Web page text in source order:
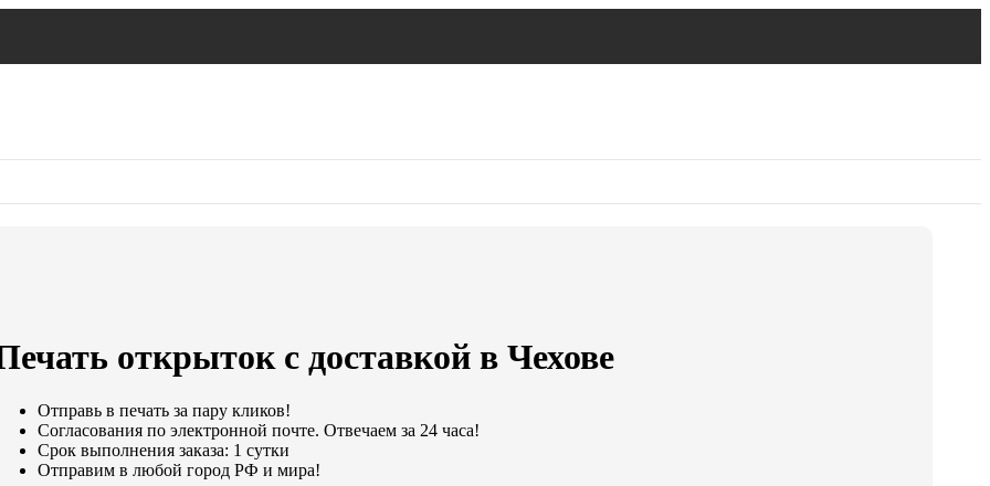
открыток с доставкой в Чехове
Отправь в печать за пару кликов!
Согласования по электронной почте. Отвечаем за 24 часа!
Срок выполнения заказа: 1 сутки
Отправим в любой город РФ и мира!